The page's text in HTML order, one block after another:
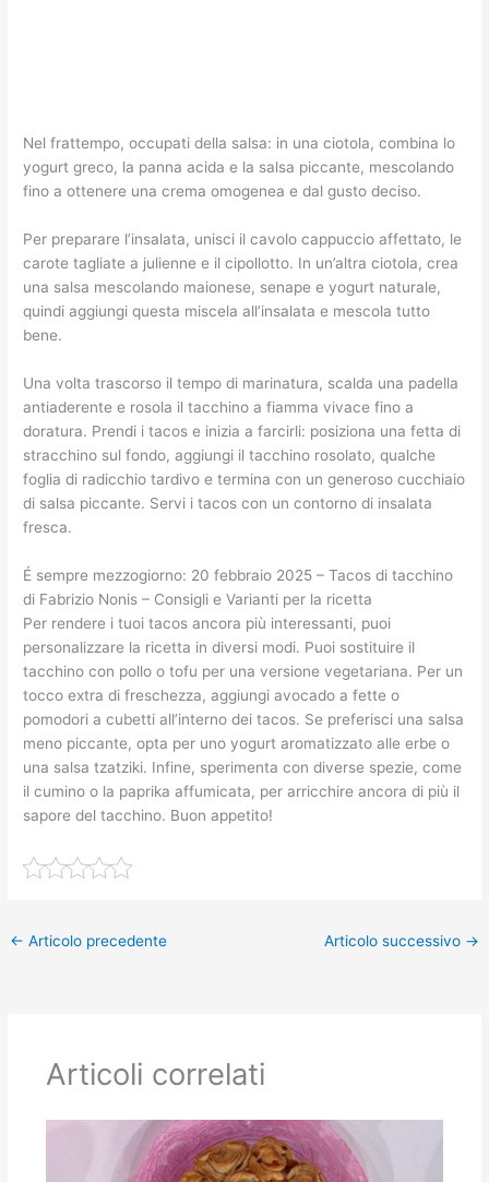
Nel frattempo, occupati della salsa: in una ciotola, combina lo
yogurt greco, la panna acida e la salsa piccante, mescolando
fino a ottenere una crema omogenea e dal gusto deciso.
Per preparare l’insalata, unisci il cavolo cappuccio affettato, le
carote tagliate a julienne e il cipollotto. In un’altra ciotola, crea
una salsa mescolando maionese, senape e yogurt naturale,
quindi aggiungi questa miscela all’insalata e mescola tutto
bene.
Una volta trascorso il tempo di marinatura, scalda una padella
antiaderente e rosola il tacchino a fiamma vivace fino a
doratura. Prendi i tacos e inizia a farcirli: posiziona una fetta di
stracchino sul fondo, aggiungi il tacchino rosolato, qualche
foglia di radicchio tardivo e termina con un generoso cucchiaio
di salsa piccante. Servi i tacos con un contorno di insalata
fresca.
É sempre mezzogiorno: 20 febbraio 2025 – Tacos di tacchino
di Fabrizio Nonis – Consigli e Varianti per la ricetta
Per rendere i tuoi tacos ancora più interessanti, puoi
personalizzare la ricetta in diversi modi. Puoi sostituire il
tacchino con pollo o tofu per una versione vegetariana. Per un
tocco extra di freschezza, aggiungi avocado a fette o
pomodori a cubetti all’interno dei tacos. Se preferisci una salsa
meno piccante, opta per uno yogurt aromatizzato alle erbe o
una salsa tzatziki. Infine, sperimenta con diverse spezie, come
il cumino o la paprika affumicata, per arricchire ancora di più il
sapore del tacchino. Buon appetito!
← Articolo precedente Articolo successivo →
Articoli correlati